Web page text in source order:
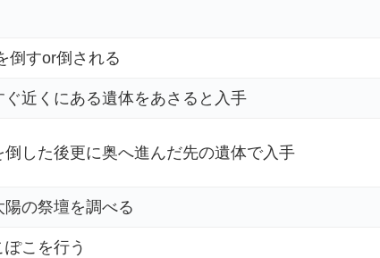
倒すor倒される
近くにある遺体をあさると入手
した後更に奥へ進んだ先の遺体で入手
の祭壇を調べる
こを行う